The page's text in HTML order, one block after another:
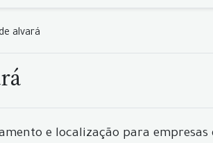
alvará
e localização para